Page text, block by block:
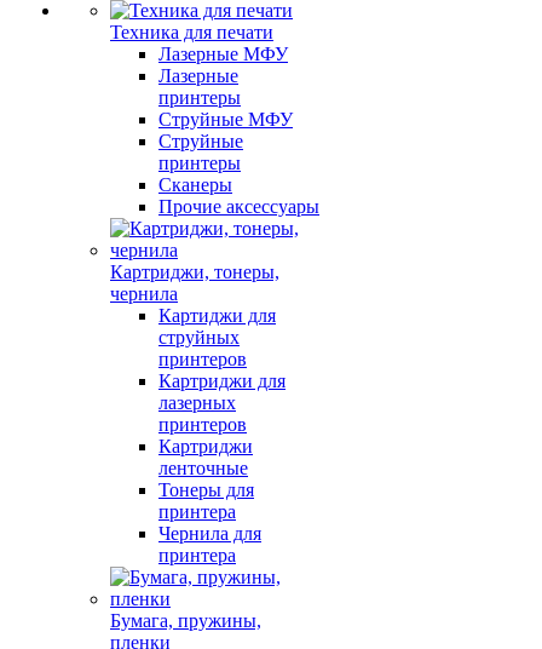
Техника для печати
Лазерные МФУ
Лазерные
принтеры
Струйные МФУ
Струйные
принтеры
Сканеры
Прочие аксессуары
Картриджи, тонеры,
чернила
Картиджи для
струйных
принтеров
Картриджи для
лазерных
принтеров
Картриджи
ленточные
Тонеры для
принтера
Чернила для
принтера
Бумага, пружины,
пленки